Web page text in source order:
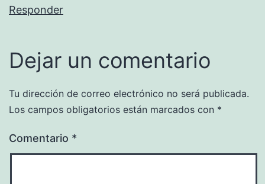
Responder
Dejar un comentario
Tu dirección de correo electrónico no será publicada.
Los campos obligatorios están marcados con *
Comentario *